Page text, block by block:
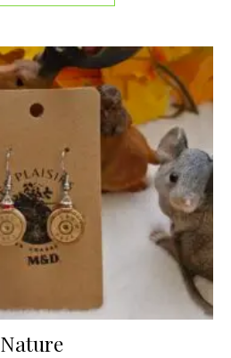
Nature